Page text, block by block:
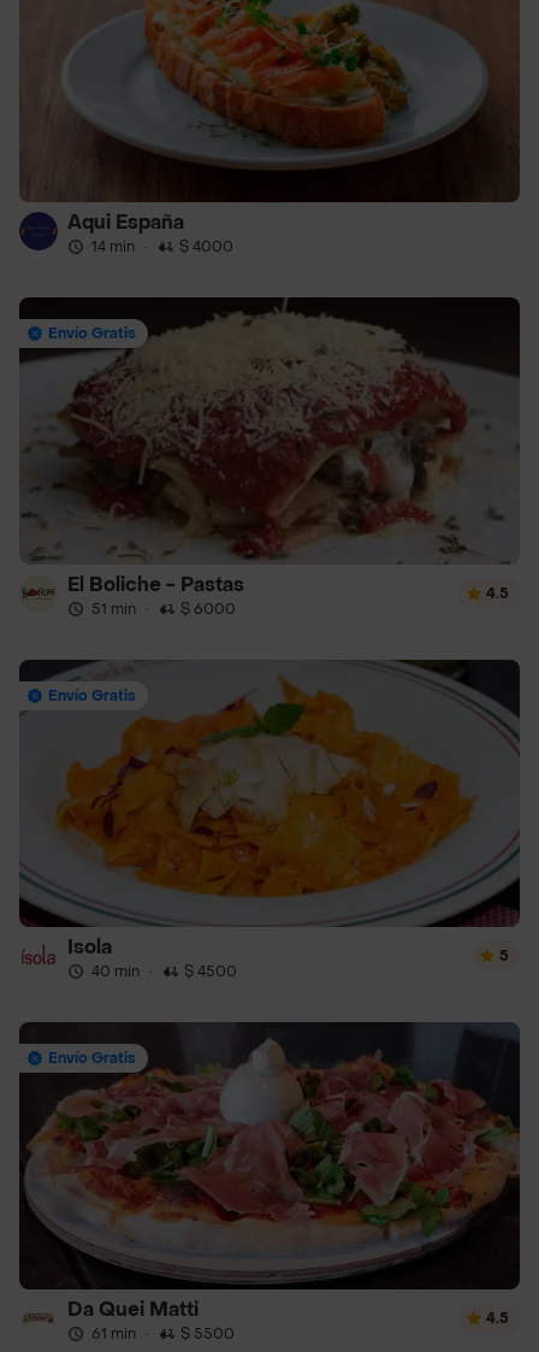
Aqui España
14 min · $ 4000
Envío Gratis
El Boliche - Pastas
51 min · $ 6000
4.5
Envío Gratis
Isola
40 min · $ 4500
5
Envío Gratis
Da Quei Matti
61 min · $ 5500
4.5